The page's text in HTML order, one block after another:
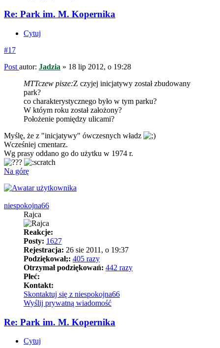
Re: Park im. M. Kopernika
Cytuj
#17
Post autor: Jadzia » 18 lip 2012, o 19:28
MTTczew pisze:Z czyjej inicjatywy został zbudowany
park?
co charakterystycznego było w tym parku?
W któym roku został założony?
Położenie pomiędzy ulicami?
Myślę, że z "inicjatywy" ówczesnych władz
Wcześniej cmentarz.
Wg prasy oddano go do użytku w 1974 r.
?
Na górę
niespokojna66
Rajca
Reakcje:
Posty: 1627
Rejestracja: 26 sie 2011, o 19:37
Podziękował;: 405 razy
Otrzymał podziękowań: 442 razy
Płeć:
Kontakt:
Skontaktuj się z niespokojna66
Wyślij prywatną wiadomość
Re: Park im. M. Kopernika
Cytuj